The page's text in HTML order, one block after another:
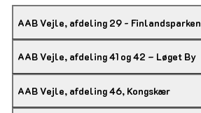
AAB Vejle, afdeling 29 - Finlandsparken
AAB Vejle, afdeling 41 og 42 – Løget By
AAB Vejle, afdeling 46, Kongskær